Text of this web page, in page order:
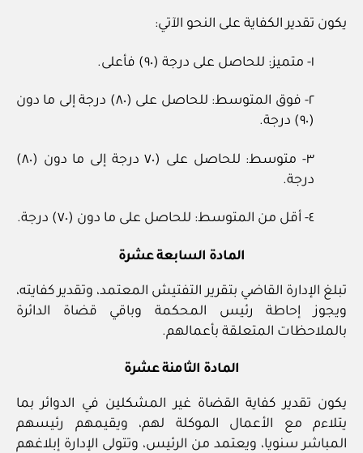
يكون تقدير الكفاية على النحو الآتي:
١- متميز: للحاصل على درجة (٩٠) فأعلى.
٢- فوق المتوسط: للحاصل على (٨٠) درجة إلى ما دون
(٩٠) درجة.
٣- متوسط: للحاصل على (٧٠ درجة إلى ما دون (٨٠)
درجة.
٤- أقل من المتوسط: للحاصل على ما دون (٧٠) درجة.
المادة السابعة عشرة
تبلغ الإدارة القاضي بتقرير التفتيش المعتمد، وتقدير كفايته،
ويجوز إحاطة رئيس المحكمة وباقي قضاة الدائرة
بالملاحظات المتعلقة بأعمالهم.
المادة الثامنة عشرة
يكون تقدير كفاية القضاة غير المشكلين في الدوائر بما
يتلاءم مع الأعمال الموكلة لهم، ويقيمهم رئيسهم
المباشر سنويا، ويعتمد من الرئيس، وتتولى الإدارة إبلاغهم